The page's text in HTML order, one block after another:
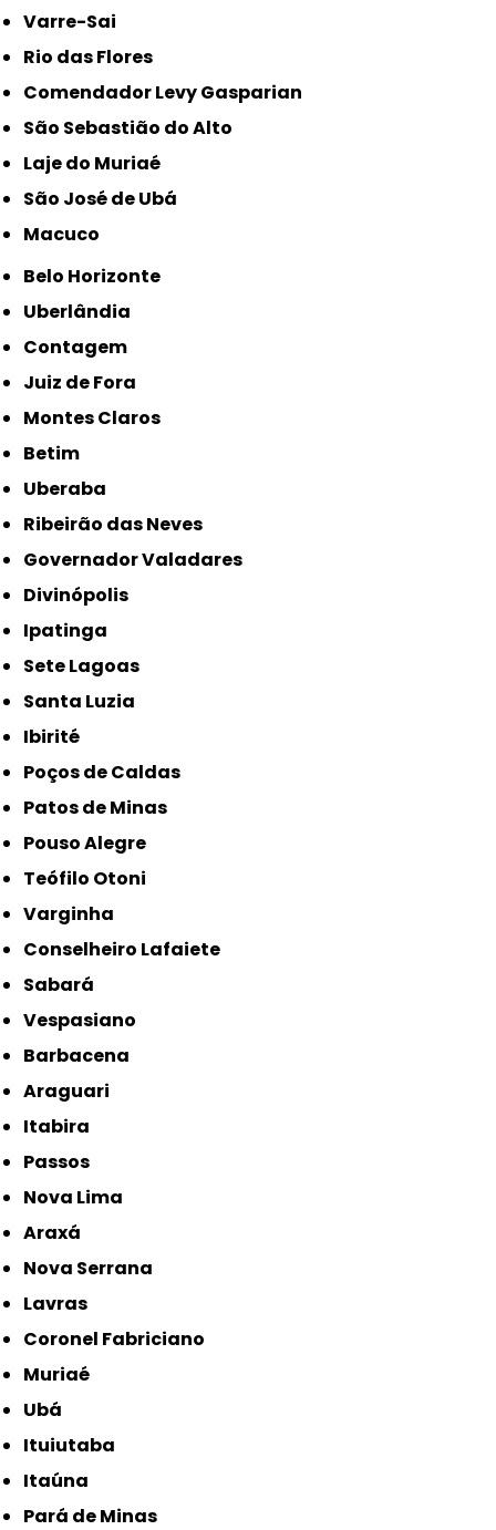
Varre-Sai
Rio das Flores
Comendador Levy Gasparian
São Sebastião do Alto
Laje do Muriaé
São José de Ubá
Macuco
Belo Horizonte
Uberlândia
Contagem
Juiz de Fora
Montes Claros
Betim
Uberaba
Ribeirão das Neves
Governador Valadares
Divinópolis
Ipatinga
Sete Lagoas
Santa Luzia
Ibirité
Poços de Caldas
Patos de Minas
Pouso Alegre
Teófilo Otoni
Varginha
Conselheiro Lafaiete
Sabará
Vespasiano
Barbacena
Araguari
Itabira
Passos
Nova Lima
Araxá
Nova Serrana
Lavras
Coronel Fabriciano
Muriaé
Ubá
Ituiutaba
Itaúna
Pará de Minas